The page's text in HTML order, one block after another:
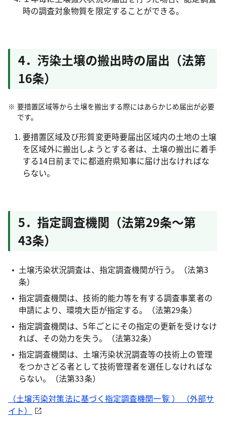
時の調査対象物質を限定することができる。
4．汚染土壌の搬出時の届出（法第
16条）
要措置区域等から土壌を搬出する際にはあらかじめ届出が必要
です。
要措置区域及び形質変更時要届出区域内の土地の土壌
を区域外に搬出しようとする者は、土壌の搬出に着手
する14日前までに都道府県知事に届け出なければな
らない。
5．指定調査機関（法第29条～第
43条）
土壌汚染状況調査は、指定調査機関が行う。（法第3
条）
指定調査機関は、技術的能力等を有する調査事業者の
申請により、環境大臣が指定する。（法第29条）
指定調査機関は、5年ごとにその指定の更新を受けなけ
れば、その効力を失う。（法第32条）
指定調査機関は、土壌汚染状況調査等の技術上の管理
をつかさどる者として技術管理者を選任しなければな
らない。（法第33条）
（土壌汚染対策法に基づく指定調査機関一覧 ） （外部サ
イト）